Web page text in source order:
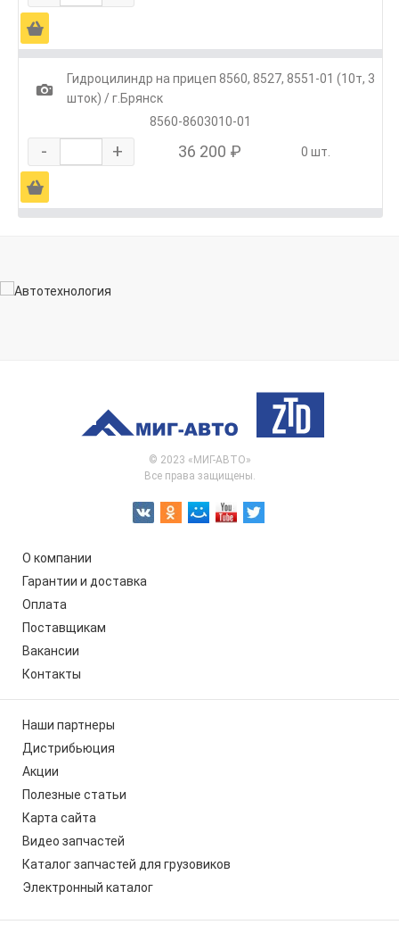
Ä
1
Гидроцилиндр на прицеп 8560, 8527, 8551-01 (10т, 3
шток) / г.Брянск
8560-8603010-01
- + 36 200 ₽ 0 шт.
Ä
© 2023 «МИГ-АВТО»
Все права защищены.
О компании
Гарантии и доставка
Оплата
Поставщикам
Вакансии
Контакты
Наши партнеры
Дистрибьюция
Акции
Полезные статьи
Карта сайта
Видео запчастей
Каталог запчастей для грузовиков
Электронный каталог